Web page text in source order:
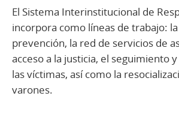
El Sistema Interinstitucional de
incorpora como líneas de trabajo:
prevención, la red de servicios de
acceso a la justicia, el seguimiento
las víctimas, así como la
varones.